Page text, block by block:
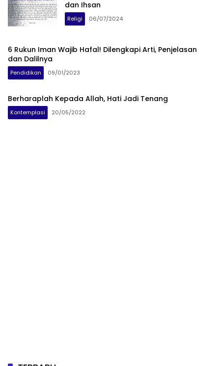
dan Ihsan
Religi 06/07/2024
6 Rukun Iman Wajib Hafal! Dilengkapi Arti, Penjelasan
dan Dalilnya
Pendidikan 09/01/2023
Berharaplah Kepada Allah, Hati Jadi Tenang
Kontemplasi 20/05/2022